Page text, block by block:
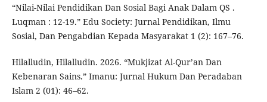
“Nilai-Nilai Pendidikan Dan Sosial Bagi Anak Dalam QS .
Luqman : 12-19.” Edu Society: Jurnal Pendidikan, Ilmu
Sosial, Dan Pengabdian Kepada Masyarakat 1 (2): 167–76.
Hilalludin, Hilalludin. 2026. “Mukjizat Al-Qur’an Dan
Kebenaran Sains.” Imanu: Jurnal Hukum Dan Peradaban
Islam 2 (01): 46–62.